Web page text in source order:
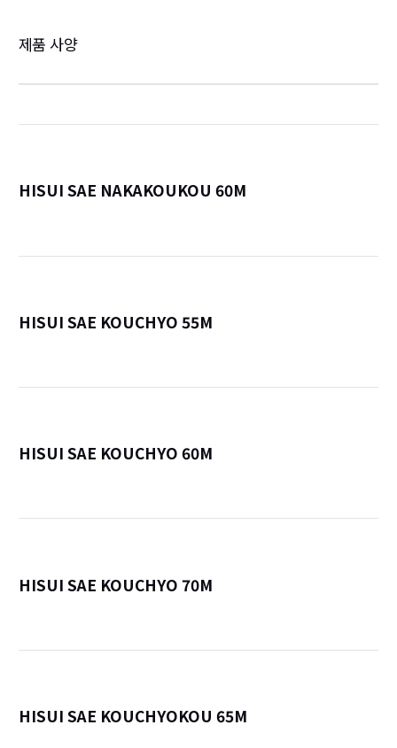
제품 사양
HISUI SAE NAKAKOUKOU 60M
HISUI SAE KOUCHYO 55M
HISUI SAE KOUCHYO 60M
HISUI SAE KOUCHYO 70M
HISUI SAE KOUCHYOKOU 65M